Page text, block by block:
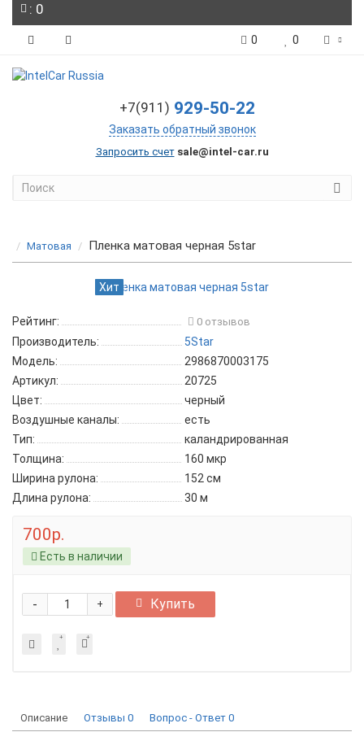
: 0
0 0
+7(911) 929-50-22
Заказать обратный звонок
Запросить счет sale@intel-car.ru
Матовая Пленка матовая черная 5star
Хит
Рейтинг: 0 отзывов
Производитель:
5Star
Модель:
2986870003175
Артикул:
20725
Цвет:
черный
Воздушные каналы:
есть
Тип:
каландрированная
Толщина:
160 мкр
Ширина рулона:
152 см
Длина рулона:
30 м
700р.
Есть в наличии
+
- Купить
Описание Отзывы 0 Вопрос - Ответ 0